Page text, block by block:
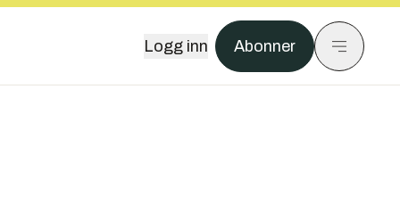
Logg inn Abonner